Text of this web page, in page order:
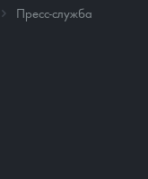
Пресс-служба